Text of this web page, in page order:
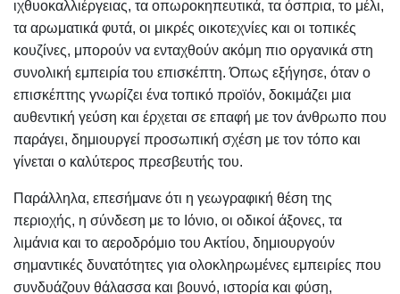
ιχθυοκαλλιέργειας, τα οπωροκηπευτικά, τα όσπρια, το μέλι,
τα αρωματικά φυτά, οι μικρές οικοτεχνίες και οι τοπικές
κουζίνες, μπορούν να ενταχθούν ακόμη πιο οργανικά στη
συνολική εμπειρία του επισκέπτη. Όπως εξήγησε, όταν ο
επισκέπτης γνωρίζει ένα τοπικό προϊόν, δοκιμάζει μια
αυθεντική γεύση και έρχεται σε επαφή με τον άνθρωπο που
παράγει, δημιουργεί προσωπική σχέση με τον τόπο και
γίνεται ο καλύτερος πρεσβευτής του.
Παράλληλα, επεσήμανε ότι η γεωγραφική θέση της
περιοχής, η σύνδεση με το Ιόνιο, οι οδικοί άξονες, τα
λιμάνια και το αεροδρόμιο του Ακτίου, δημιουργούν
σημαντικές δυνατότητες για ολοκληρωμένες εμπειρίες που
συνδυάζουν θάλασσα και βουνό, ιστορία και φύση,